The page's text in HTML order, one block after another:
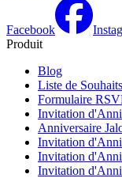
Facebook
Produit
Blog
Liste de
Formulaire
Invitation
Anniversaire
Invitation
Invitation
Invitation